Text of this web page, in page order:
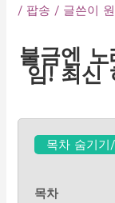
/ 팝송 / 글쓴이
불금엔
임! 최신
목차 숨기기
목차